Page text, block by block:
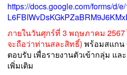
https://docs.google.com/forms/d/
ภายในวันศุกร์ที่ 3 พฤษภาคม
จะถือว่าท่านสละสิทธิ์) พร้อมสแกน
ตอบรับ เพื่อรายงานตัวเข้ากลุ่ม แ
เพิ่มเติม